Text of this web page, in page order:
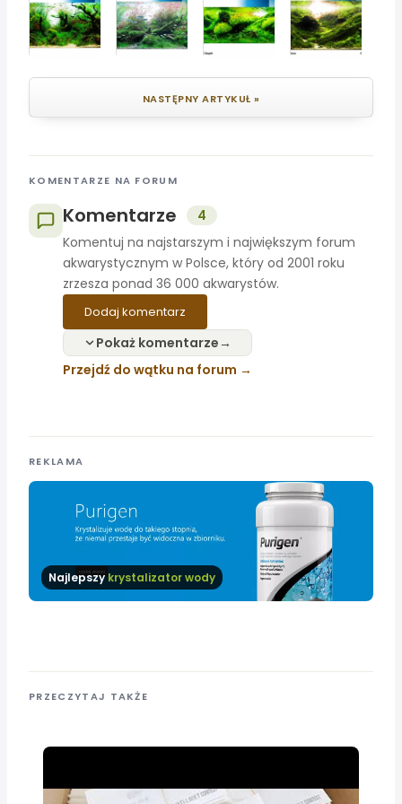
NASTĘPNY ARTYKUŁ »
KOMENTARZE NA FORUM
Komentarze
4
Komentuj na najstarszym i największym forum
akwarystycznym w Polsce, który od 2001 roku
zrzesza ponad 36 000 akwarystów.
Dodaj komentarz
Pokaż komentarze
Przejdź do wątku na forum
REKLAMA
Najlepszy krystalizator wody
PRZECZYTAJ TAKŻE